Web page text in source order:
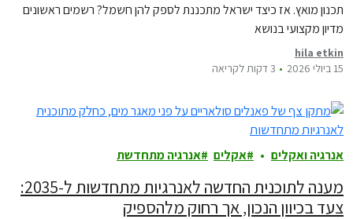
תכנון מואץ. אז כיצד ישראל מתכננת לספק להן חשמל? רשמים ראשונים
מדיון מקצועי בנושא
hila etkin
15 ביולי 2026
3 דקות לקריאה
אנרגיה ואקלים אקלים אנרגיה מתחדשת
מענה לתוכנית החדשה לאנרגיות מתחדשות ל-2035:
צעד בכיוון הנכון, אך רחוק מלהספיק